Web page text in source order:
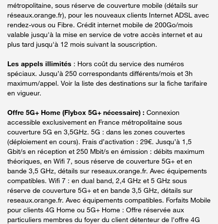
métropolitaine, sous réserve de couverture mobile (détails sur
réseaux.orange.fr), pour les nouveaux clients Internet ADSL avec
rendez-vous ou Fibre. Crédit internet mobile de 200Go/mois
valable jusqu'à la mise en service de votre accès internet et au
plus tard jusqu'à 12 mois suivant la souscription.
Les appels illimités : Hors coût du service des numéros
spéciaux. Jusqu’à 250 correspondants différents/mois et 3h
maximum/appel. Voir la liste des destinations sur la fiche tarifaire
en vigueur.
Offre 5G+ Home (Flybox 5G+ nécessaire) : Connexion
accessible exclusivement en France métropolitaine sous
couverture 5G en 3,5GHz. 5G : dans les zones couvertes
(déploiement en cours). Frais d’activation : 29€. Jusqu’à 1,5
Gbit/s en réception et 250 Mbit/s en émission : débits maximum
théoriques, en Wifi 7, sous réserve de couverture 5G+ et en
bande 3,5 GHz, détails sur reseaux.orange.fr. Avec équipements
compatibles. Wifi 7 : en dual band, 2,4 GHz et 5 GHz sous
réserve de couverture 5G+ et en bande 3,5 GHz, détails sur
reseaux.orange.fr. Avec équipements compatibles. Forfaits Mobile
pour clients 4G Home ou 5G+ Home : Offre réservée aux
particuliers membres du foyer du client détenteur de l'offre 4G